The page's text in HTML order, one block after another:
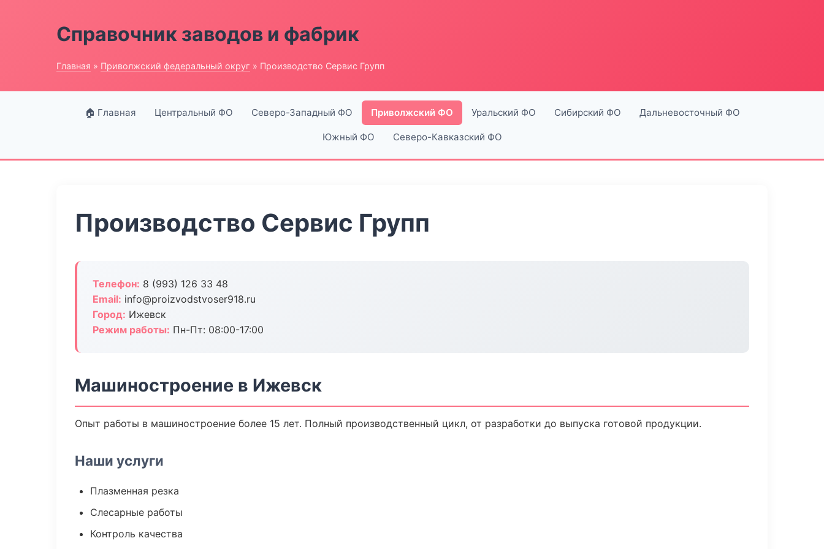
Справочник заводов и фабрик
Главная » Приволжский федеральный округ » Производство Сервис Групп
🏠 Главная Центральный ФО Северо-Западный ФО Приволжский ФО Уральский ФО Сибирский ФО Дальневосточный ФО
Южный ФО Северо-Кавказский ФО
Производство Сервис Групп
Телефон: 8 (993) 126 33 48
Email: info@proizvodstvoser918.ru
Город: Ижевск
Режим работы: Пн-Пт: 08:00-17:00
Машиностроение в Ижевск
Опыт работы в машиностроение более 15 лет. Полный производственный цикл, от разработки до выпуска готовой продукции.
Наши услуги
Плазменная резка
Слесарные работы
Контроль качества